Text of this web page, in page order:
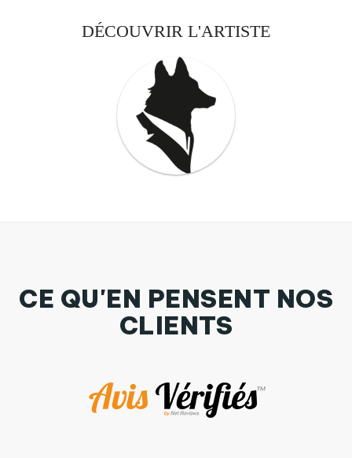
DÉCOUVRIR L'ARTISTE
CE QU'EN PENSENT NOS
CLIENTS